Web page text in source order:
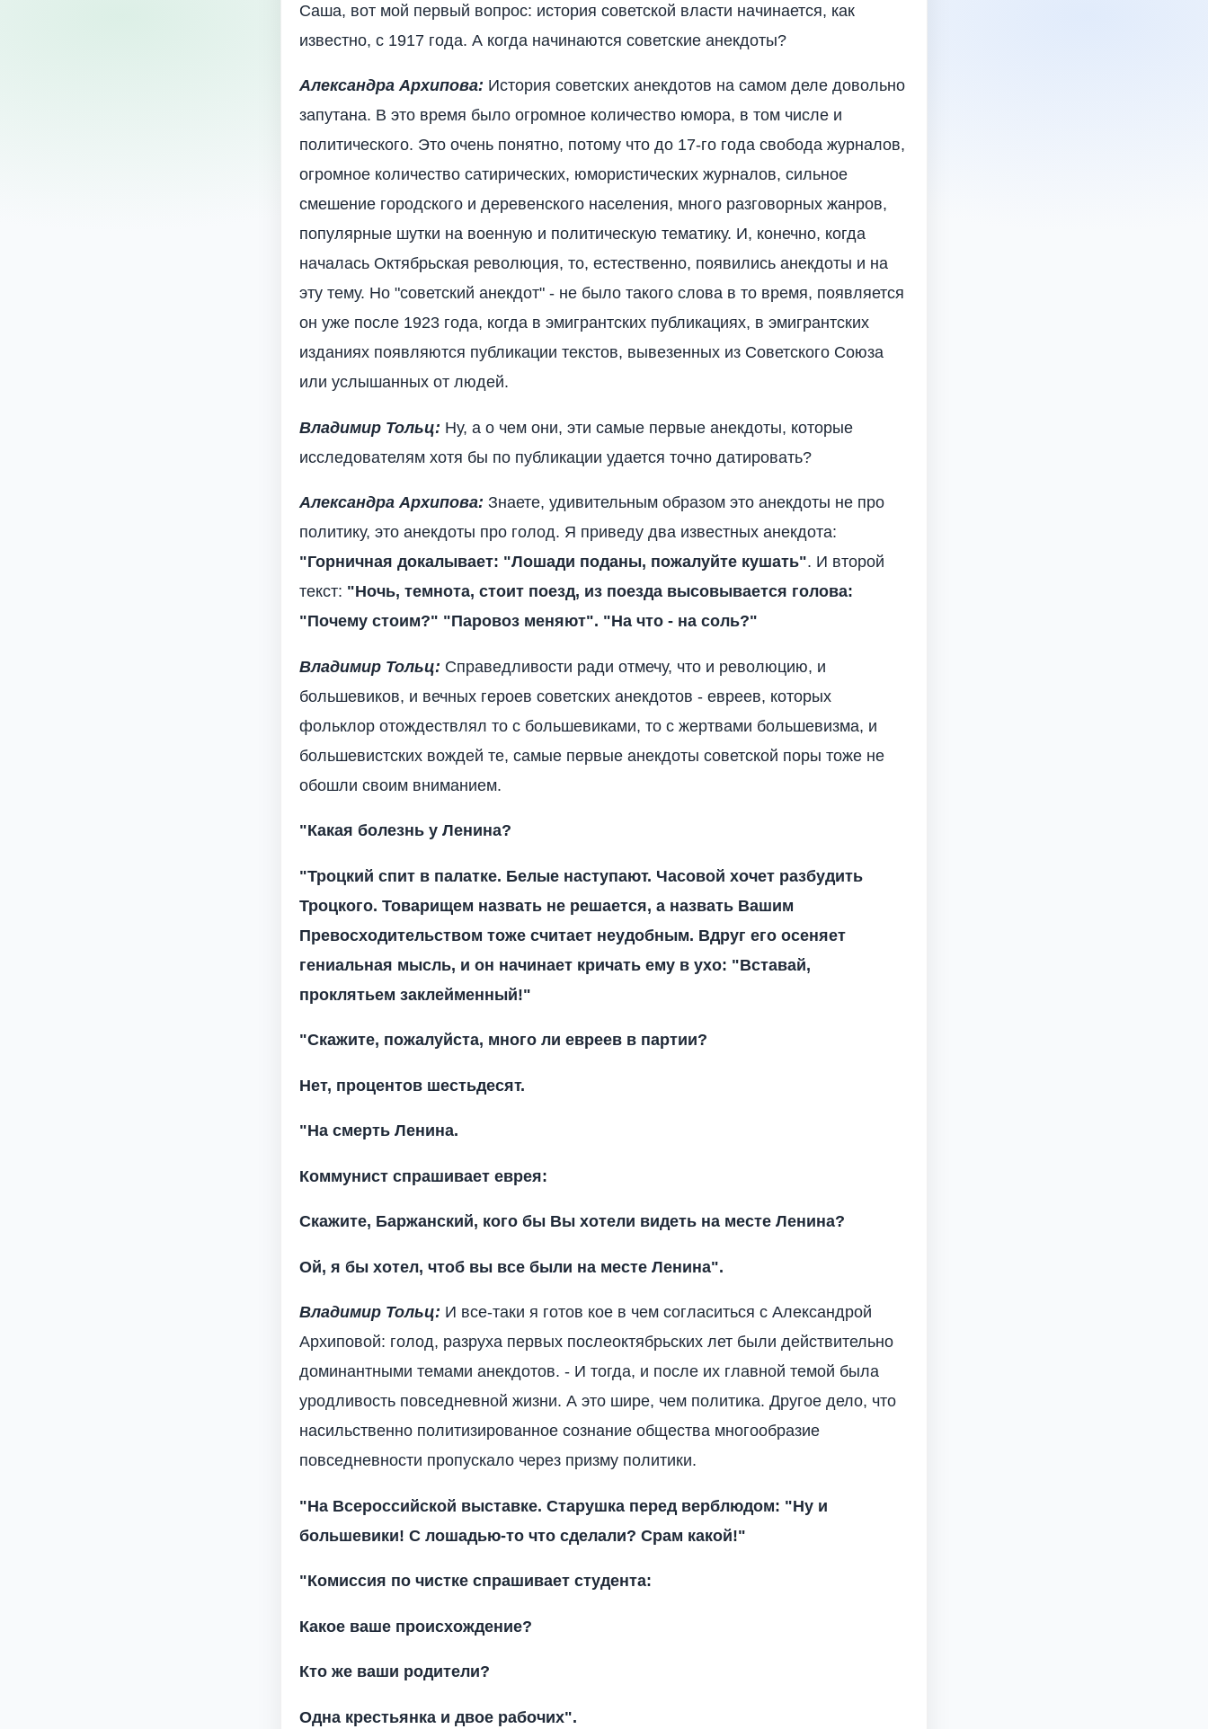
Саша, вот мой первый вопрос: история советской власти начинается, как
известно, с 1917 года. А когда начинаются советские анекдоты?
Александра Архипова: История советских анекдотов на самом деле довольно
запутана. В это время было огромное количество юмора, в том числе и
политического. Это очень понятно, потому что до 17-го года свобода журналов,
огромное количество сатирических, юмористических журналов, сильное
смешение городского и деревенского населения, много разговорных жанров,
популярные шутки на военную и политическую тематику. И, конечно, когда
началась Октябрьская революция, то, естественно, появились анекдоты и на
эту тему. Но "советский анекдот" - не было такого слова в то время, появляется
он уже после 1923 года, когда в эмигрантских публикациях, в эмигрантских
изданиях появляются публикации текстов, вывезенных из Советского Союза
или услышанных от людей.
Владимир Тольц: Ну, а о чем они, эти самые первые анекдоты, которые
исследователям хотя бы по публикации удается точно датировать?
Александра Архипова: Знаете, удивительным образом это анекдоты не про
политику, это анекдоты про голод. Я приведу два известных анекдота:
"Горничная докалывает: "Лошади поданы, пожалуйте кушать". И второй
текст: "Ночь, темнота, стоит поезд, из поезда высовывается голова:
"Почему стоим?" "Паровоз меняют". "На что - на соль?"
Владимир Тольц: Справедливости ради отмечу, что и революцию, и
большевиков, и вечных героев советских анекдотов - евреев, которых
фольклор отождествлял то с большевиками, то с жертвами большевизма, и
большевистских вождей те, самые первые анекдоты советской поры тоже не
обошли своим вниманием.
"Какая болезнь у Ленина?
"Троцкий спит в палатке. Белые наступают. Часовой хочет разбудить
Троцкого. Товарищем назвать не решается, а назвать Вашим
Превосходительством тоже считает неудобным. Вдруг его осеняет
гениальная мысль, и он начинает кричать ему в ухо: "Вставай,
проклятьем заклейменный!"
"Скажите, пожалуйста, много ли евреев в партии?
Нет, процентов шестьдесят.
"На смерть Ленина.
Коммунист спрашивает еврея:
Скажите, Баржанский, кого бы Вы хотели видеть на месте Ленина?
Ой, я бы хотел, чтоб вы все были на месте Ленина".
Владимир Тольц: И все-таки я готов кое в чем согласиться с Александрой
Архиповой: голод, разруха первых послеоктябрьских лет были действительно
доминантными темами анекдотов. - И тогда, и после их главной темой была
уродливость повседневной жизни. А это шире, чем политика. Другое дело, что
насильственно политизированное сознание общества многообразие
повседневности пропускало через призму политики.
"На Всероссийской выставке. Старушка перед верблюдом: "Ну и
большевики! С лошадью-то что сделали? Срам какой!"
"Комиссия по чистке спрашивает студента:
Какое ваше происхождение?
Кто же ваши родители?
Одна крестьянка и двое рабочих".